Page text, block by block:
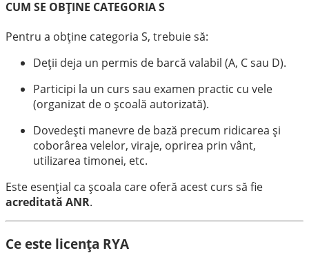
CUM SE OBȚINE CATEGORIA S
Pentru a obține categoria S, trebuie să:
Deții deja un permis de barcă valabil (A, C sau D).
Participi la un curs sau examen practic cu vele
(organizat de o școală autorizată).
Dovedești manevre de bază precum ridicarea și
coborârea velelor, viraje, oprirea prin vânt,
utilizarea timonei, etc.
Este esențial ca școala care oferă acest curs să fie
acreditată ANR.
Ce este licența RYA